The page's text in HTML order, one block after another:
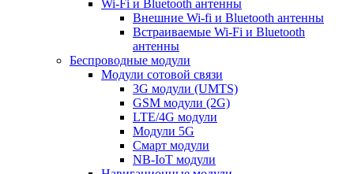
Wi-Fi и Bluetooth антенны
Внешние Wi-fi и Bluetooth антенны
Встраиваемые Wi-Fi и Bluetooth
антенны
Беспроводные модули
Модули сотовой связи
3G модули (UMTS)
GSM модули (2G)
LTE/4G модули
Модули 5G
Смарт модули
NB-IoT модули